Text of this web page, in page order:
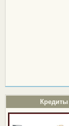
Кредиты